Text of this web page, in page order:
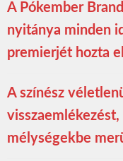
A Pókember
nyitánya minden
premierjét hozta el
A színész
mélységekbe